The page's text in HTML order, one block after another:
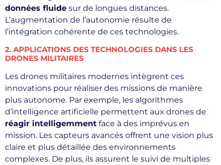
données fluide sur de longues distances.
L’augmentation de l’autonomie résulte de
l’intégration cohérente de ces technologies.
2. APPLICATIONS DES TECHNOLOGIES DANS LES
DRONES MILITAIRES
Les drones militaires modernes intègrent ces
innovations pour réaliser des missions de manière
plus autonome. Par exemple, les algorithmes
d’intelligence artificielle permettent aux drones de
réagir intelligemment face à des imprévus en
mission. Les capteurs avancés offrent une vision plus
claire et plus détaillée des environnements
complexes. De plus, ils assurent le suivi de multiples